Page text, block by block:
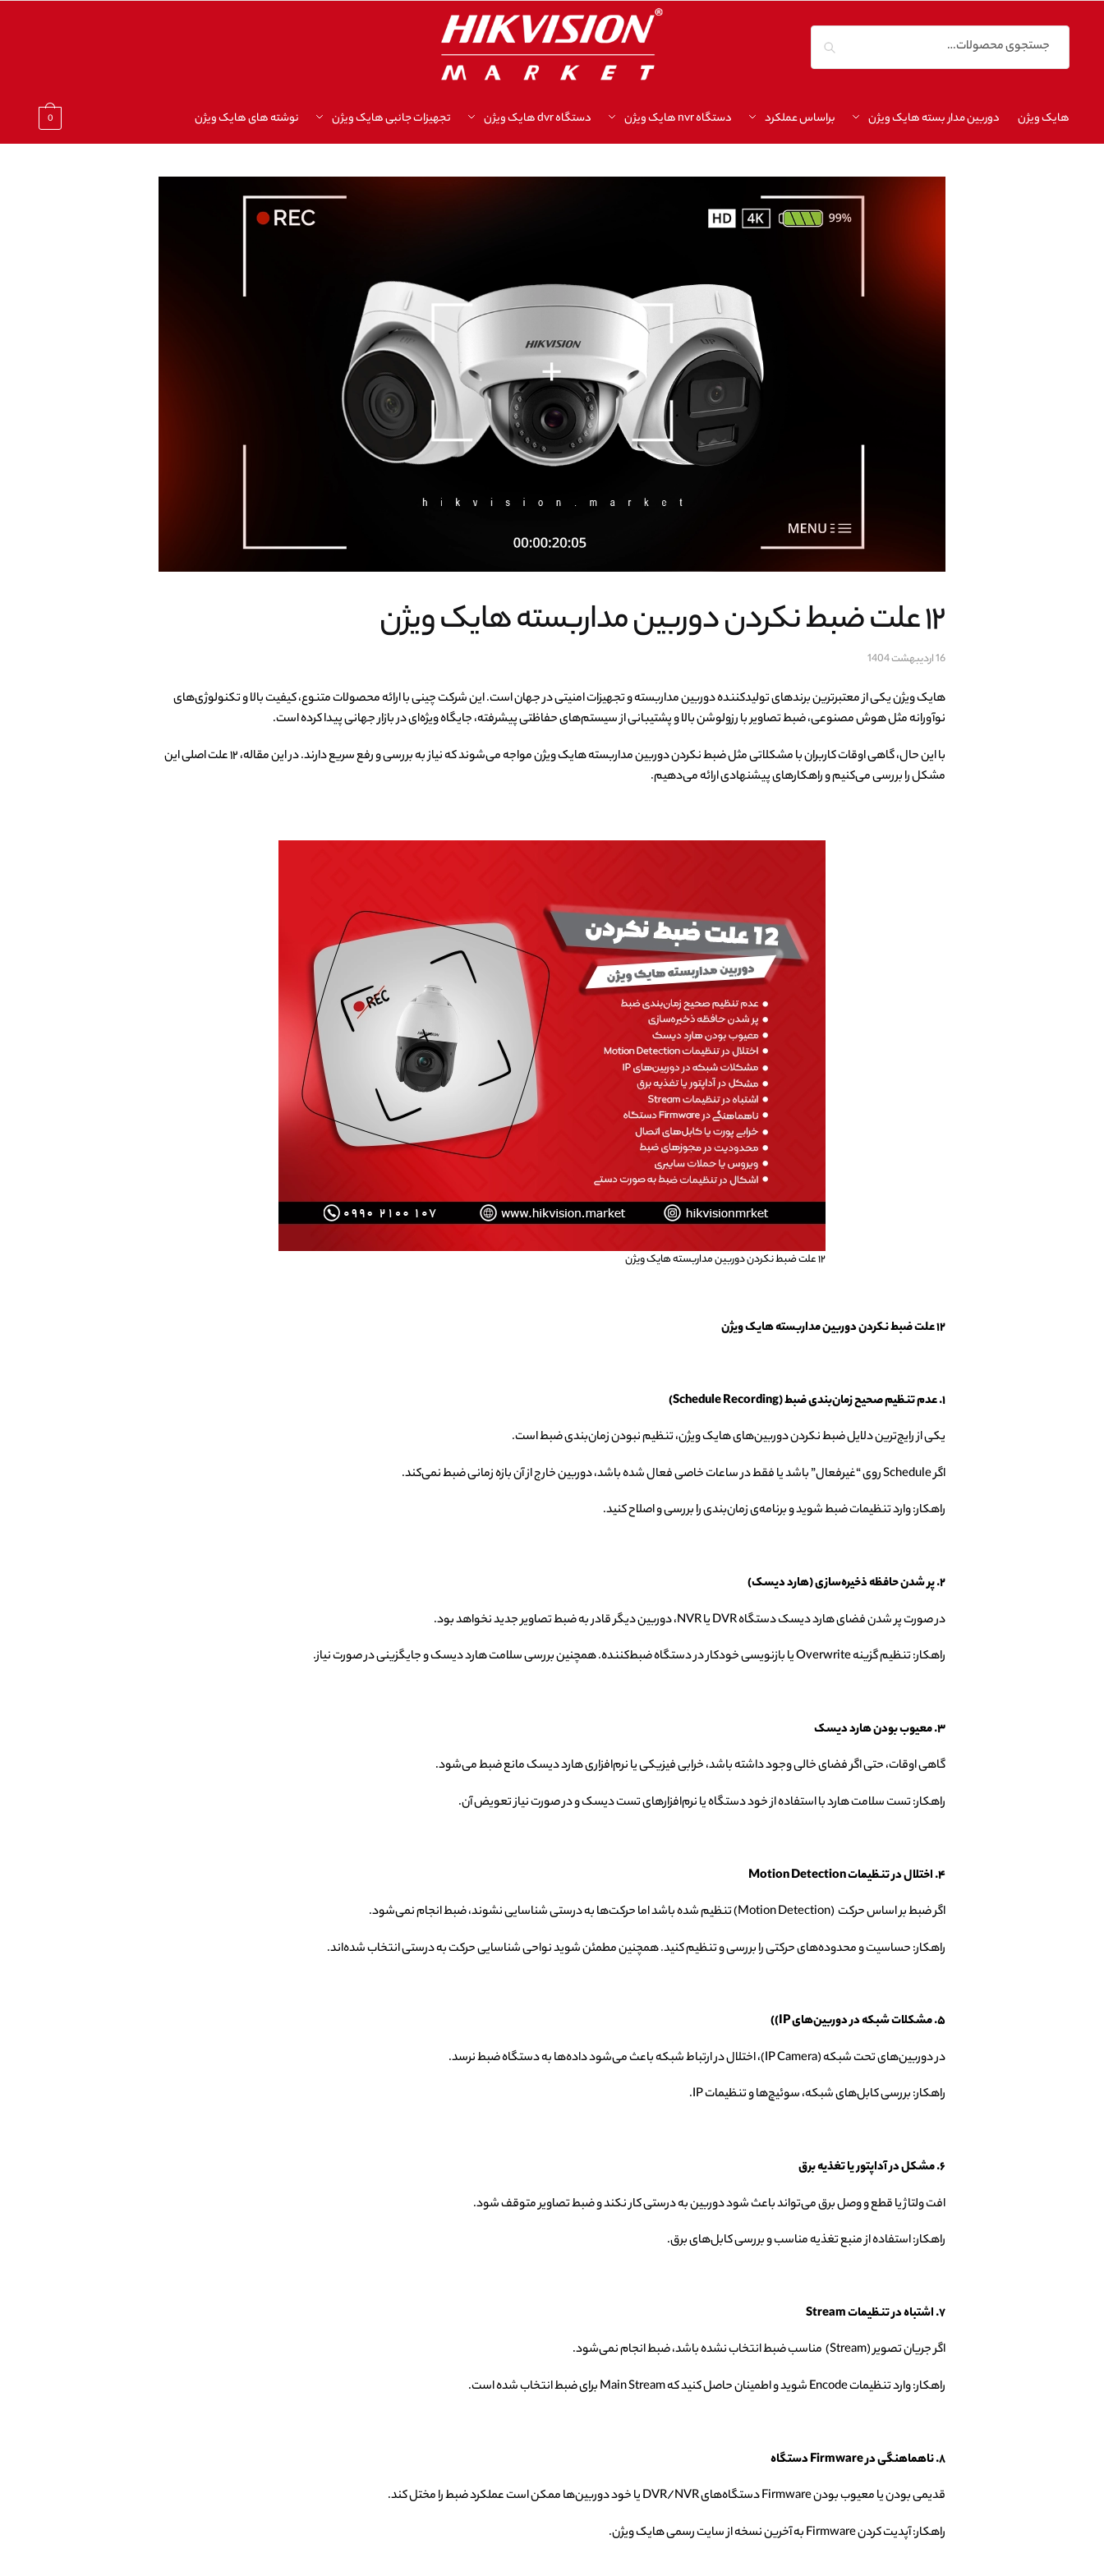
هایک ویژن دوربین مدار بسته هایک ویژن براساس عملکرد دستگاه nvr هایک ویژن دستگاه dvr هایک ویژن تجهیزات جانبی هایک ویژن نوشته های هایک ویژن 0
۱۲ علت ضبط نکردن دوربین مداربسته هایک ویژن
16 اردیبهشت 1404
هایک ویژن یکی از معتبرترین برندهای تولیدکننده دوربین مداربسته و تجهیزات امنیتی در جهان است. این شرکت چینی با ارائه محصولات متنوع، کیفیت بالا و تکنولوژی‌های
نوآورانه مثل هوش مصنوعی، ضبط تصاویر با رزولوشن بالا و پشتیبانی از سیستم‌های حفاظتی پیشرفته، جایگاه ویژه‌ای در بازار جهانی پیدا کرده است.
با این حال، گاهی اوقات کاربران با مشکلاتی مثل ضبط نکردن دوربین مداربسته هایک ویژن مواجه می‌شوند که نیاز به بررسی و رفع سریع دارند. در این مقاله، ۱۲ علت اصلی این
مشکل را بررسی می‌کنیم و راهکارهای پیشنهادی ارائه می‌دهیم.
۱۲ علت ضبط نکردن دوربین مداربسته هایک ویژن
۱۲ علت ضبط نکردن دوربین مداربسته هایک ویژن
۱. عدم تنظیم صحیح زمان‌بندی ضبط (
Schedule Recording)
یکی از رایج‌ترین دلایل ضبط نکردن دوربین‌های هایک ویژن، تنظیم نبودن زمان‌بندی ضبط است.
اگر Schedule روی “غیرفعال” باشد یا فقط در ساعات خاصی فعال شده باشد، دوربین خارج از آن بازه زمانی ضبط نمی‌کند.
راهکار: وارد تنظیمات ضبط شوید و برنامه‌ی زمان‌بندی را بررسی و اصلاح کنید.
۲. پر شدن حافظه ذخیره‌سازی (هارد دیسک)
در صورت پر شدن فضای هارد دیسک دستگاه DVR یا NVR، دوربین دیگر قادر به ضبط تصاویر جدید نخواهد بود.
راهکار: تنظیم گزینه Overwrite یا بازنویسی خودکار در دستگاه ضبط‌کننده. همچنین بررسی سلامت هارد دیسک و جایگزینی در صورت نیاز.
۳. معیوب بودن هارد دیسک
گاهی اوقات، حتی اگر فضای خالی وجود داشته باشد، خرابی فیزیکی یا نرم‌افزاری هارد دیسک مانع ضبط می‌شود.
راهکار: تست سلامت هارد با استفاده از خود دستگاه یا نرم‌افزارهای تست دیسک و در صورت نیاز تعویض آن.
۴. اختلال در تنظیمات
Motion Detection
اگر ضبط بر اساس حرکت (Motion Detection) تنظیم شده باشد اما حرکت‌ها به درستی شناسایی نشوند، ضبط انجام نمی‌شود.
راهکار: حساسیت و محدوده‌های حرکتی را بررسی و تنظیم کنید. همچنین مطمئن شوید نواحی شناسایی حرکت به درستی انتخاب شده‌اند.
۵. مشکلات شبکه در دوربین‌های IP)
)
در دوربین‌های تحت شبکه (IP Camera)، اختلال در ارتباط شبکه باعث می‌شود داده‌ها به دستگاه ضبط نرسد.
راهکار: بررسی کابل‌های شبکه، سوئیچ‌ها و تنظیمات IP.
۶. مشکل در آداپتور یا تغذیه برق
افت ولتاژ یا قطع و وصل برق می‌تواند باعث شود دوربین به درستی کار نکند و ضبط تصاویر متوقف شود.
راهکار: استفاده از منبع تغذیه مناسب و بررسی کابل‌های برق.
۷. اشتباه در تنظیمات
Stream
اگر جریان تصویر (Stream) مناسب ضبط انتخاب نشده باشد، ضبط انجام نمی‌شود.
راهکار: وارد تنظیمات Encode شوید و اطمینان حاصل کنید که Main Stream برای ضبط انتخاب شده است.
۸. ناهماهنگی در Firmwareدستگاه
قدیمی بودن یا معیوب بودن Firmware دستگاه‌های DVR/NVR یا خود دوربین‌ها ممکن است عملکرد ضبط را مختل کند.
راهکار: آپدیت کردن Firmware به آخرین نسخه از سایت رسمی هایک ویژن.